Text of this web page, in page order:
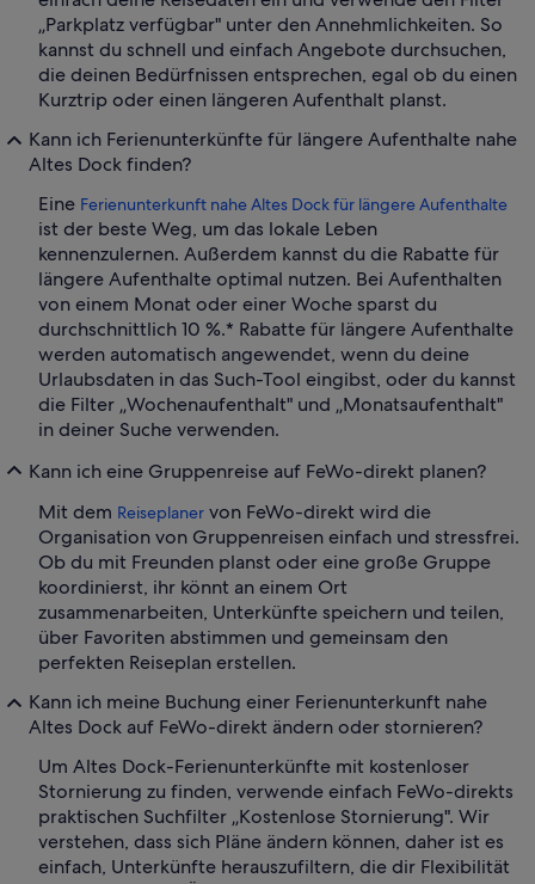
„Parkplatz verfügbar" unter den Annehmlichkeiten. So
kannst du schnell und einfach Angebote durchsuchen,
die deinen Bedürfnissen entsprechen, egal ob du einen
Kurztrip oder einen längeren Aufenthalt planst.
Kann ich Ferienunterkünfte für längere Aufenthalte nahe
Altes Dock finden?
Eine Ferienunterkunft nahe Altes Dock für längere Aufenthalte
ist der beste Weg, um das lokale Leben
kennenzulernen. Außerdem kannst du die Rabatte für
längere Aufenthalte optimal nutzen. Bei Aufenthalten
von einem Monat oder einer Woche sparst du
durchschnittlich 10 %.* Rabatte für längere Aufenthalte
werden automatisch angewendet, wenn du deine
Urlaubsdaten in das Such-Tool eingibst, oder du kannst
die Filter „Wochenaufenthalt" und „Monatsaufenthalt"
in deiner Suche verwenden.
Kann ich eine Gruppenreise auf FeWo-direkt planen?
Mit dem Reiseplaner von FeWo-direkt wird die
Organisation von Gruppenreisen einfach und stressfrei.
Ob du mit Freunden planst oder eine große Gruppe
koordinierst, ihr könnt an einem Ort
zusammenarbeiten, Unterkünfte speichern und teilen,
über Favoriten abstimmen und gemeinsam den
perfekten Reiseplan erstellen.
Kann ich meine Buchung einer Ferienunterkunft nahe
Altes Dock auf FeWo-direkt ändern oder stornieren?
Um Altes Dock-Ferienunterkünfte mit kostenloser
Stornierung zu finden, verwende einfach FeWo-direkts
praktischen Suchfilter „Kostenlose Stornierung". Wir
verstehen, dass sich Pläne ändern können, daher ist es
einfach, Unterkünfte herauszufiltern, die dir Flexibilität